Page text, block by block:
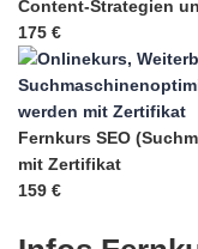
Content-Strategien
175 €
Fernkurs SEO
mit Zertifikat
159 €